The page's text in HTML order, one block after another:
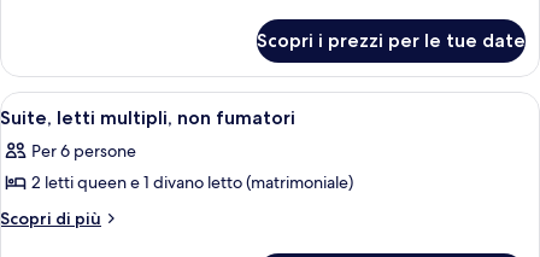
matrimoniali,
accessibile
ai
disabili,
non
fumatori
(Yes)
2
letti
matrimoniali,
ai
disabili,
fumatori
Scopri i prezzi per le tue date
Apri
tutte
le
foto
per
Camera d'albergo con due letti,
3
Suite, letti multipli, non fumatori
Per 6 persone
2 letti queen e 1 divano letto (matrimoniale)
Scopri di più
Altri